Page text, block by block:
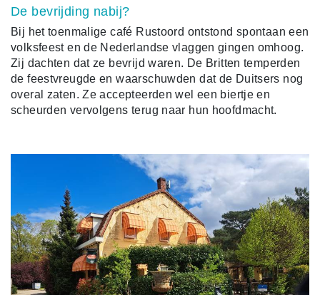
De bevrijding nabij?
Bij het toenmalige café Rustoord ontstond spontaan een
volksfeest en de Nederlandse vlaggen gingen omhoog.
Zij dachten dat ze bevrijd waren. De Britten temperden
de feestvreugde en waarschuwden dat de Duitsers nog
overal zaten. Ze accepteerden wel een biertje en
scheurden vervolgens terug naar hun hoofdmacht.